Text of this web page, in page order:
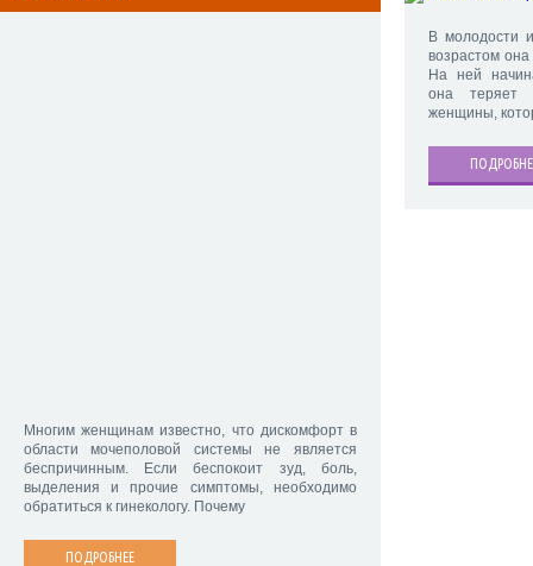
Многим женщинам известно, что дискомфорт в
области мочеполовой системы не является
беспричинным. Если беспокоит зуд, боль,
выделения и прочие симптомы, необходимо
обратиться к гинекологу. Почему
ПОДРОБНЕЕ
В молодости
возрастом
На ней
она теряет
женщины,